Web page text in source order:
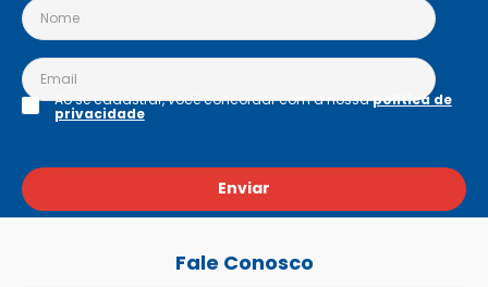
Enviar
Ao se cadastrar, você concordar com a nossapolítica de
privacidade
Fale Conosco